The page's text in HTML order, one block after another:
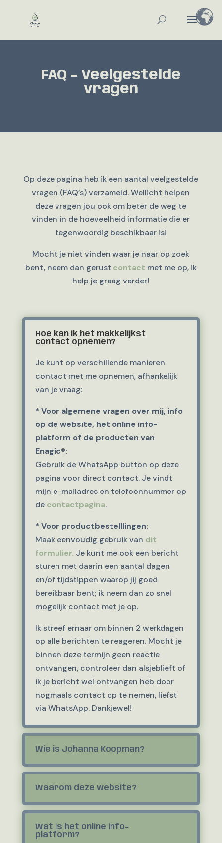
FAQ – Veelgestelde
vragen
Op deze pagina heb ik een aantal veelgestelde
vragen (FAQ’s) verzameld. Wellicht helpen
deze vragen jou ook om beter de weg te
vinden in de hoeveelheid informatie die er
tegenwoordig beschikbaar is!
Mocht je niet vinden waar je naar op zoek
bent, neem dan gerust contact met me op, ik
help je graag verder!
Hoe kan ik het makkelijkst
contact opnemen?
Je kunt op verschillende manieren
contact met me opnemen, afhankelijk
van je vraag:
* Voor algemene vragen over mij, info
op de website, het online info-
platform of de producten van
Enagic®:
Gebruik de WhatsApp button op deze
pagina voor direct contact. Je vindt
mijn e-mailadres en telefoonnummer op
de contactpagina.
* Voor productbestelllingen:
Maak eenvoudig gebruik van dit
formulier. Je kunt me ook een bericht
sturen met daarin een aantal dagen
en/of tijdstippen waarop jij goed
bereikbaar bent; ik neem dan zo snel
mogelijk contact met je op.
Ik streef ernaar om binnen 2 werkdagen
op alle berichten te reageren. Mocht je
binnen deze termijn geen reactie
ontvangen, controleer dan alsjeblieft of
ik je bericht wel ontvangen heb door
nogmaals contact op te nemen, liefst
via WhatsApp. Dankjewel!
Wie is Johanna Koopman?
Waarom deze website?
Wat is het online info-
platform?